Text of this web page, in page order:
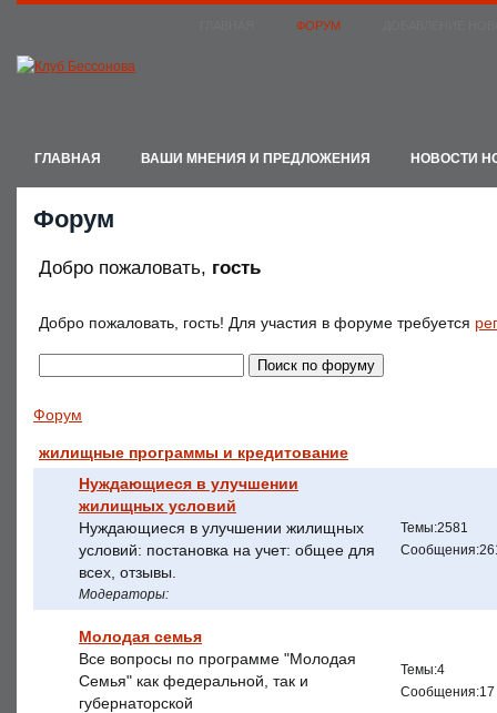
ФОРУМ
ГЛАВНАЯ ВАШИ МНЕНИЯ И ПРЕДЛОЖЕНИЯ НОВОСТИ
Форум
Добро пожаловать, гость
Добро пожаловать, гость! Для участия в форуме требуется
Форум
жилищные программы и кредитование
Нуждающиеся в улучшении
жилищных условий
Нуждающиеся в улучшении жилищных
условий: постановка на учет: общее для
всех, отзывы.
Модераторы:
Темы:2581
Молодая семья
Все вопросы по программе "Молодая
Семья" как федеральной, так и
губернаторской
Темы:4
Сообщения:17